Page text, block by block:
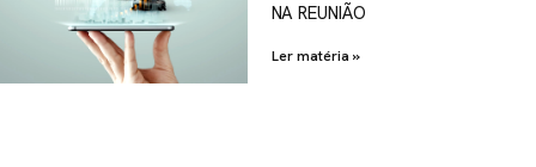
NA REUNIÃO
Ler matéria »